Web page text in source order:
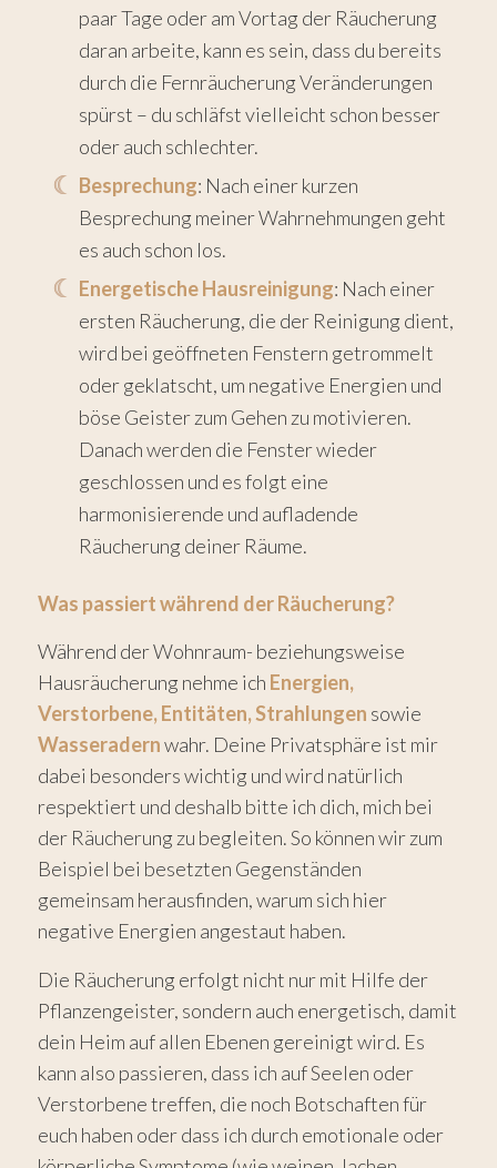
paar Tage oder am Vortag der Räucherung
daran arbeite, kann es sein, dass du bereits
durch die Fernräucherung Veränderungen
spürst – du schläfst vielleicht schon besser
oder auch schlechter.
Besprechung: Nach einer kurzen
Besprechung meiner Wahrnehmungen geht
es auch schon los.
Energetische Hausreinigung: Nach einer
ersten Räucherung, die der Reinigung dient,
wird bei geöffneten Fenstern getrommelt
oder geklatscht, um negative Energien und
böse Geister zum Gehen zu motivieren.
Danach werden die Fenster wieder
geschlossen und es folgt eine
harmonisierende und aufladende
Räucherung deiner Räume.
Was passiert während der Räucherung?
Während der Wohnraum- beziehungsweise
Hausräucherung nehme ich Energien,
Verstorbene, Entitäten, Strahlungen sowie
Wasseradernwahr. Deine Privatsphäre ist mir
dabei besonders wichtig und wird natürlich
respektiert und deshalb bitte ich dich, mich bei
der Räucherung zu begleiten. So können wir zum
Beispiel bei besetzten Gegenständen
gemeinsam herausfinden, warum sich hier
negative Energien angestaut haben.
Die Räucherung erfolgt nicht nur mit Hilfe der
Pflanzengeister, sondern auch energetisch, damit
dein Heim auf allen Ebenen gereinigt wird. Es
kann also passieren, dass ich auf Seelen oder
Verstorbene treffen, die noch Botschaften für
euch haben oder dass ich durch emotionale oder